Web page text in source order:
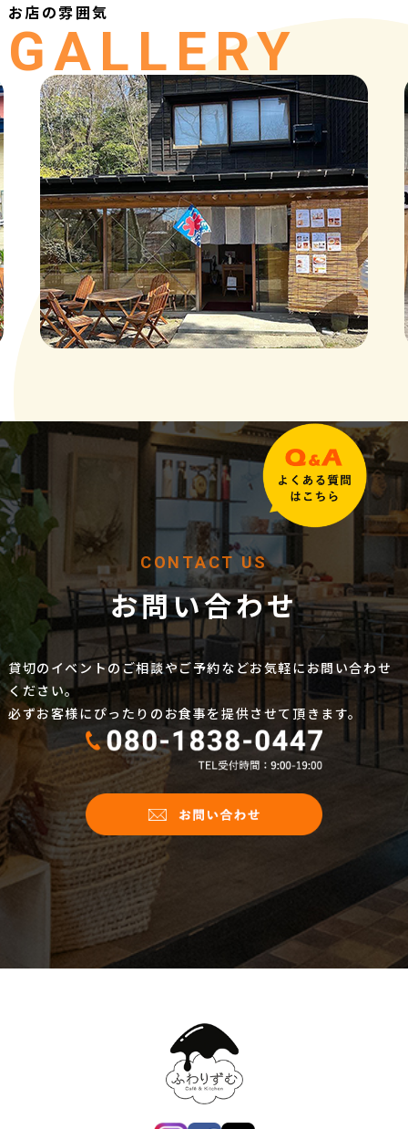
お店の雰囲気
GALLERY
CONTACT US
お問い合わせ
貸切のイベントのご相談やご予約などお気軽にお問い合わせ
ください。
必ずお客様にぴったりのお食事を提供させて頂きます。